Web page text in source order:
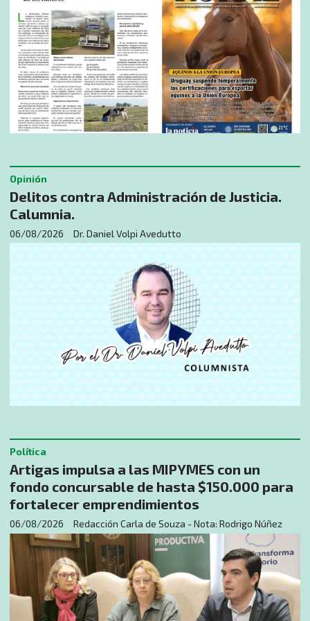
Delitos contra Administración de Justicia.
Calumnia.
Dr. Daniel Volpi Avedutto
Opinión
06/08/2026
Artigas impulsa a las MIPYMES con un
fondo concursable de hasta $150.000 para
fortalecer emprendimientos
Redacción Carla de Souza - Nota: Rodrigo Núñez
Política
06/08/2026